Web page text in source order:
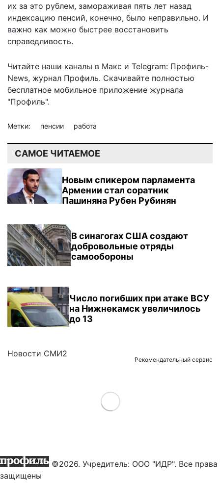
их за это рублем, замораживая пять лет назад
индексацию пенсий, конечно, было неправильно. И
важно как можно быстрее восстановить
справедливость.
Читайте наши каналы в Макс и Telegram: Профиль-
News, журнал Профиль. Скачивайте полностью
бесплатное мобильное приложение журнала
"Профиль".
Метки: пенсии работа
САМОЕ ЧИТАЕМОЕ
Новым спикером парламента
Армении стал соратник
Пашиняна Рубен Рубинян
В синагогах США создают
добровольные отряды
самообороны
Число погибших при атаке ВСУ
на Нижнекамск увеличилось
до 13
Новости СМИ2
Рекомендательный сервис
Load More
©2026. Учредитель: ООО "ИДР". Все права
защищены